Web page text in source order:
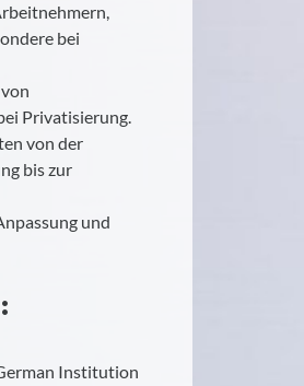
bei
Privatisierung.
von der
bis zur
und
Institution